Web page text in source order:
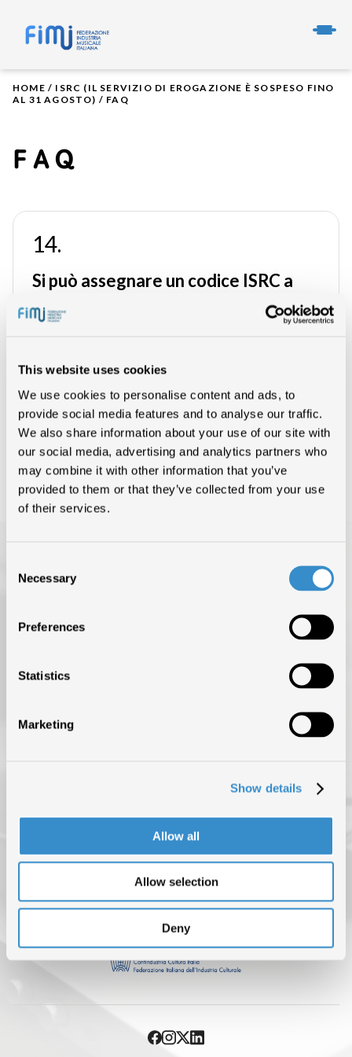
This website uses cookies
We use cookies to personalise content and ads, to
provide social media features and to analyse our traffic.
We also share information about your use of our site with
our social media, advertising and analytics partners who
may combine it with other information that you’ve
provided to them or that they’ve collected from your use
of their services.
Selection
Necessary
Preferences
Statistics
Marketing
Show details
Allow all
Allow selection
Deny
HOME / ISRC (IL SERVIZIO DI EROGAZIONE È SOSPESO FINO
AL 31 AGOSTO) / FAQ
FAQ
14.
Si può assegnare un codice ISRC a
del materiale promozionale?
implica necessariamente un valore monetario.
INDIETRO
CHI SIAMO
CONTATTI